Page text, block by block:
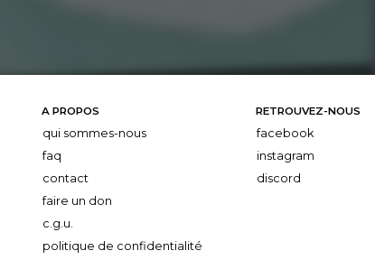
A PROPOS
qui sommes-nous
faq
contact
faire un don
c.g.u.
politique de confidentialité
RETROUVEZ-NOUS
facebook
instagram
discord